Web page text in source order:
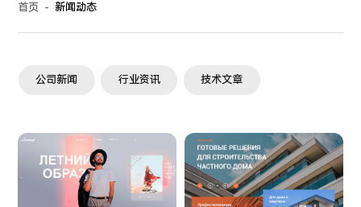
首页 - 新闻动态
公司新闻 行业资讯 技术文章